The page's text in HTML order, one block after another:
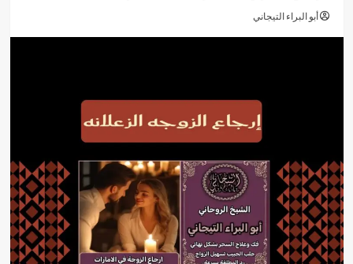
أبو البراء التيجاني